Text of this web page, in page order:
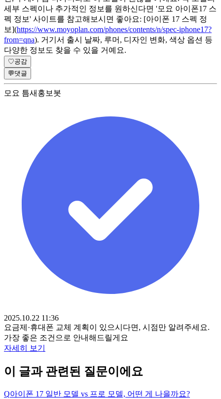
세부 스펙이나 추가적인 정보를 원하신다면 '모요 아이폰17 스
펙 정보' 사이트를 참고해보시면 좋아요: [아이폰 17 스펙 정
보](https://www.moyoplan.com/phones/contents/n/spec-iphone17?
from=qna). 거기서 출시 날짜, 루머, 디자인 변화, 색상 옵션 등
다양한 정보도 찾을 수 있을 거예요.
♡공감
💬댓글
모요 틈새홍보봇
2025.10.22 11:36
요금제·휴대폰 교체 계획이 있으시다면, 시점만 알려주세요.
가장 좋은 조건으로 안내해드릴게요
자세히 보기
이 글과 관련된 질문이에요
Q아이폰 17 일반 모델 vs 프로 모델, 어떤 게 나을까요?